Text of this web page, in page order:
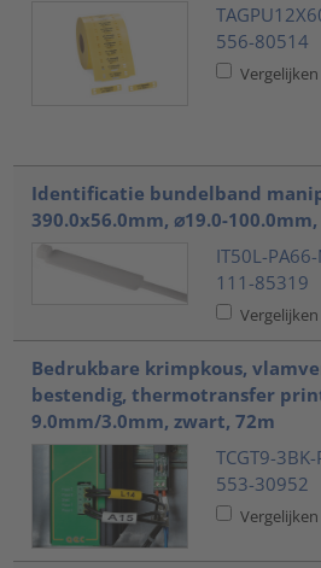
556-80514
Vergelijken
Identificatie bundelband
390.0x56.0mm, ⌀19.0-
IT50L-
111-85319
Vergelijken
Bedrukbare krimpkous,
bestendig, thermotransfer
9.0mm/3.0mm, zwart, 72m
TCGT9-
553-30952
Vergelijken